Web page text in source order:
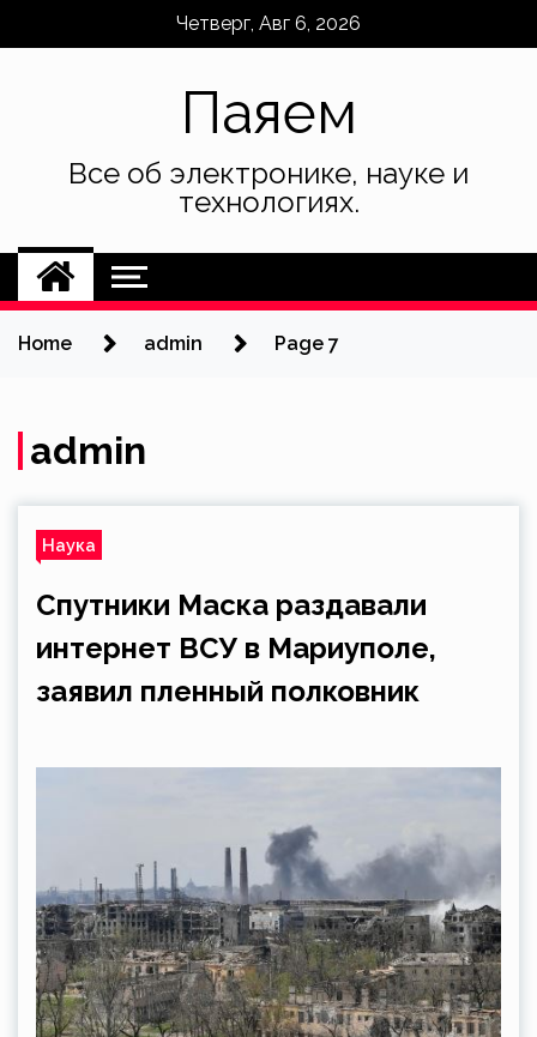
Четверг, Авг 6, 2026
Паяем
Все об электронике, науке и
технологиях.
Home admin Page 7
admin
Наука
Спутники Маска раздавали
интернет ВСУ в Мариуполе,
заявил пленный полковник